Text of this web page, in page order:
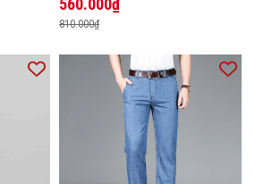
560.000₫
810.000₫